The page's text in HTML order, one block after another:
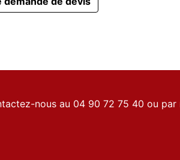
nous au 04 90 72 75 40 ou par